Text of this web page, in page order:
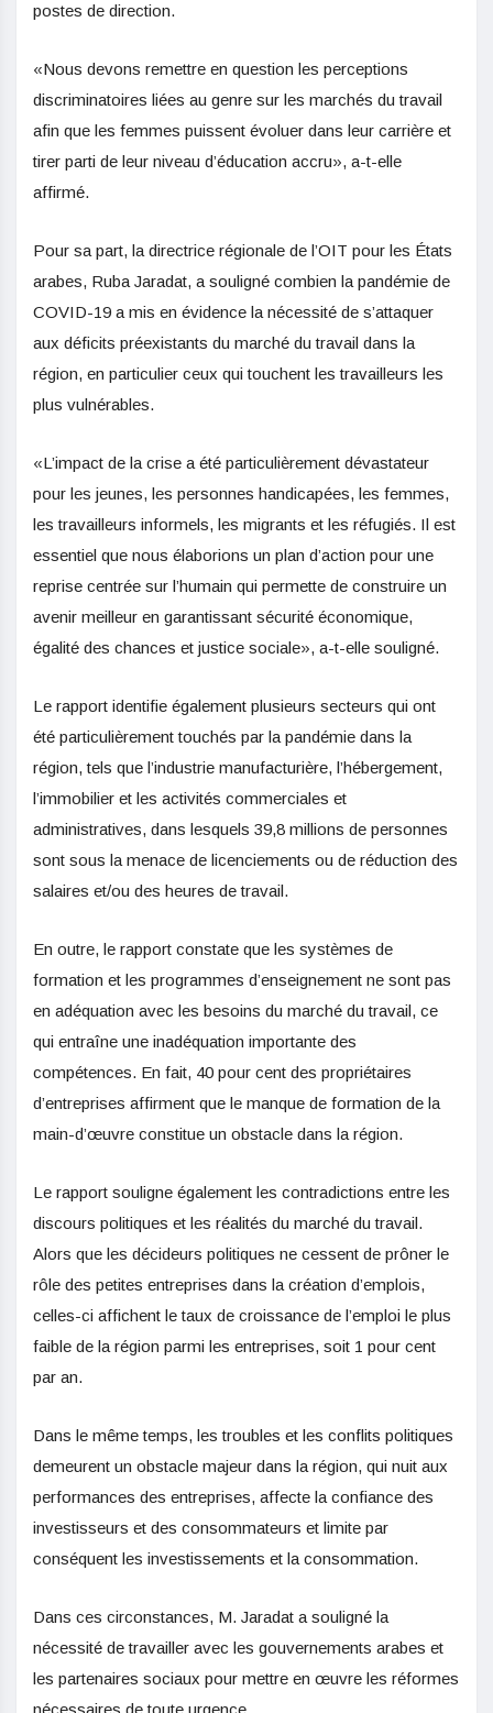
postes de direction.
«Nous devons remettre en question les perceptions
discriminatoires liées au genre sur les marchés du travail
afin que les femmes puissent évoluer dans leur carrière et
tirer parti de leur niveau d’éducation accru», a-t-elle
affirmé.
Pour sa part, la directrice régionale de l’OIT pour les États
arabes, Ruba Jaradat, a souligné combien la pandémie de
COVID-19 a mis en évidence la nécessité de s’attaquer
aux déficits préexistants du marché du travail dans la
région, en particulier ceux qui touchent les travailleurs les
plus vulnérables.
«L’impact de la crise a été particulièrement dévastateur
pour les jeunes, les personnes handicapées, les femmes,
les travailleurs informels, les migrants et les réfugiés. Il est
essentiel que nous élaborions un plan d’action pour une
reprise centrée sur l’humain qui permette de construire un
avenir meilleur en garantissant sécurité économique,
égalité des chances et justice sociale», a-t-elle souligné.
Le rapport identifie également plusieurs secteurs qui ont
été particulièrement touchés par la pandémie dans la
région, tels que l’industrie manufacturière, l’hébergement,
l’immobilier et les activités commerciales et
administratives, dans lesquels 39,8 millions de personnes
sont sous la menace de licenciements ou de réduction des
salaires et/ou des heures de travail.
En outre, le rapport constate que les systèmes de
formation et les programmes d’enseignement ne sont pas
en adéquation avec les besoins du marché du travail, ce
qui entraîne une inadéquation importante des
compétences. En fait, 40 pour cent des propriétaires
d’entreprises affirment que le manque de formation de la
main-d’œuvre constitue un obstacle dans la région.
Le rapport souligne également les contradictions entre les
discours politiques et les réalités du marché du travail.
Alors que les décideurs politiques ne cessent de prôner le
rôle des petites entreprises dans la création d’emplois,
celles-ci affichent le taux de croissance de l’emploi le plus
faible de la région parmi les entreprises, soit 1 pour cent
par an.
Dans le même temps, les troubles et les conflits politiques
demeurent un obstacle majeur dans la région, qui nuit aux
performances des entreprises, affecte la confiance des
investisseurs et des consommateurs et limite par
conséquent les investissements et la consommation.
Dans ces circonstances, M. Jaradat a souligné la
nécessité de travailler avec les gouvernements arabes et
les partenaires sociaux pour mettre en œuvre les réformes